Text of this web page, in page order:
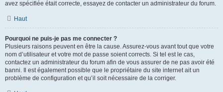
avez spécifiée était correcte, essayez de contacter un administrateur du forum.
Haut
Pourquoi ne puis-je pas me connecter ?
Plusieurs raisons peuvent en être la cause. Assurez-vous avant tout que votre
nom d’utilisateur et votre mot de passe soient corrects. Si tel est le cas,
contactez un administrateur du forum afin de vous assurer de ne pas avoir été
banni. Il est également possible que le propriétaire du site internet ait un
problème de configuration et qu’il soit nécessaire de la corriger.